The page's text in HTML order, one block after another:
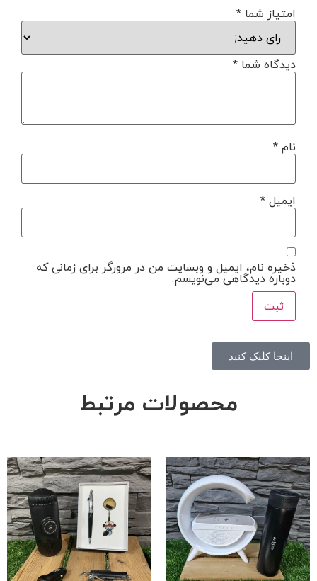
امتیاز شما *
دیدگاه شما *
نام*
ایمیل*
ذخیره نام، ایمیل و وبسایت من در مرورگر برای زمانی که
دوباره دیدگاهی می‌نویسم.
اینجا کلیک کنید
محصولات مرتبط